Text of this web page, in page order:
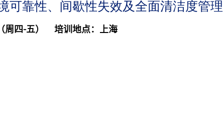
可靠性、间歇性失效及全面清洁度管
周四-五） 培训地点：上海